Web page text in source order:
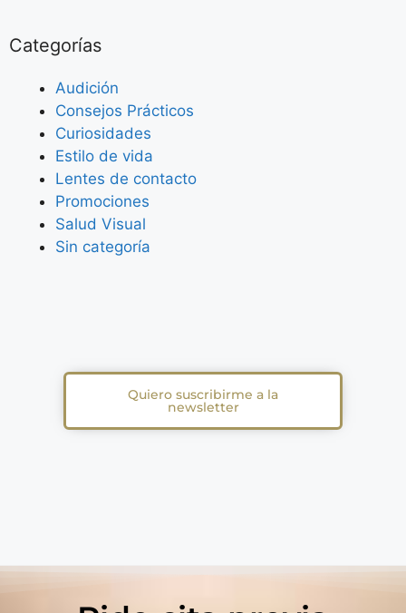
Categorías
Audición
Consejos Prácticos
Curiosidades
Estilo de vida
Lentes de contacto
Promociones
Salud Visual
Sin categoría
Quiero suscribirme a la
newsletter